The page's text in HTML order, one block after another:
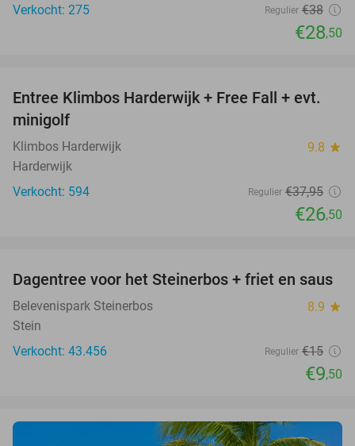
Verkocht: 275
Regulier €38
€28,50
30%
Entree Klimbos Harderwijk + Free Fall + evt.
minigolf
Klimbos Harderwijk 9.8 star
Harderwijk
Verkocht: 594
Regulier €37,95
€26,50
37%
Dagentree voor het Steinerbos + friet en saus
Belevenispark Steinerbos 8.9 star
Stein
Verkocht: 43.456
Regulier €15
€9,50